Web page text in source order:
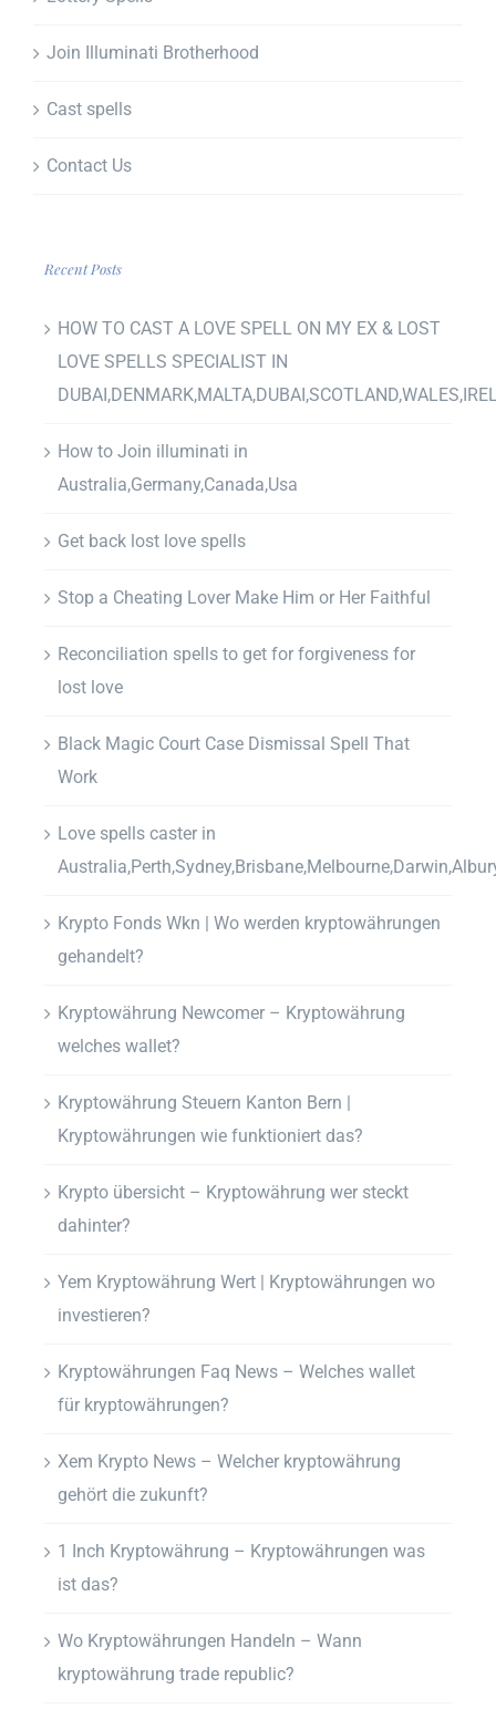
Join Illuminati Brotherhood
Cast spells
Contact Us
Recent Posts
HOW TO CAST A LOVE SPELL ON MY EX & LOST
LOVE SPELLS SPECIALIST IN
How to Join illuminati in
Australia,Germany,Canada,Usa
Get back lost love spells
Stop a Cheating Lover Make Him or Her Faithful
Reconciliation spells to get for forgiveness for
lost love
Black Magic Court Case Dismissal Spell That
Work
Love spells caster in
Krypto Fonds Wkn | Wo werden kryptowährungen
gehandelt?
Kryptowährung Newcomer – Kryptowährung
welches wallet?
Kryptowährung Steuern Kanton Bern |
Kryptowährungen wie funktioniert das?
Krypto übersicht – Kryptowährung wer steckt
dahinter?
Yem Kryptowährung Wert | Kryptowährungen wo
investieren?
Kryptowährungen Faq News – Welches wallet
für kryptowährungen?
Xem Krypto News – Welcher kryptowährung
gehört die zukunft?
1 Inch Kryptowährung – Kryptowährungen was
ist das?
Wo Kryptowährungen Handeln – Wann
kryptowährung trade republic?